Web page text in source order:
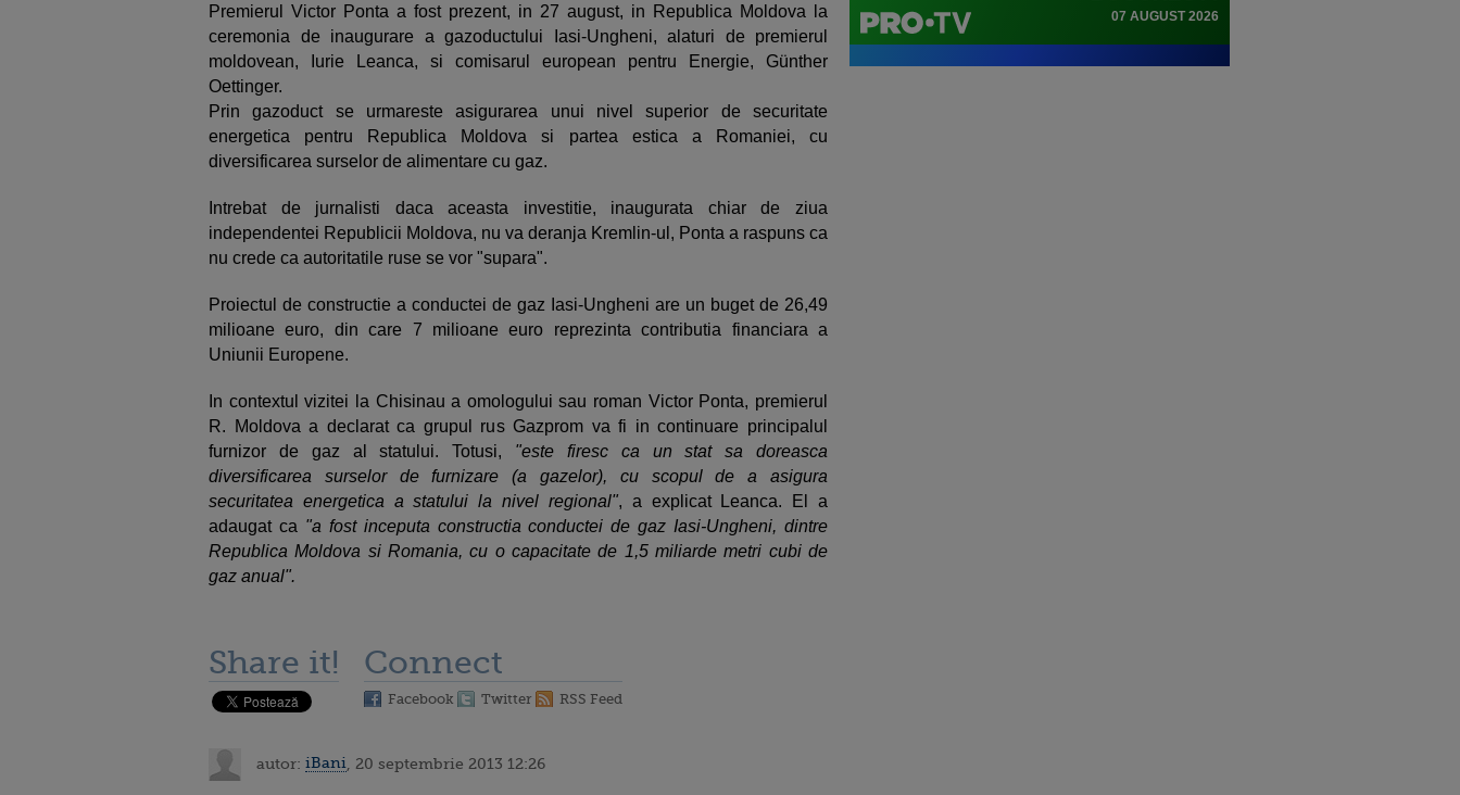
Premierul Victor Ponta a fost prezent, in 27 august, in Republica Moldova la
ceremonia de inaugurare a gazoductului Iasi-Ungheni, alaturi de premierul
moldovean, Iurie Leanca, si comisarul european pentru Energie, Günther
Oettinger.
Prin gazoduct se urmareste asigurarea unui nivel superior de securitate
energetica pentru Republica Moldova si partea estica a Romaniei, cu
diversificarea surselor de alimentare cu gaz.
Intrebat de jurnalisti daca aceasta investitie, inaugurata chiar de ziua
independentei Republicii Moldova, nu va deranja Kremlin-ul, Ponta a raspuns ca
nu crede ca autoritatile ruse se vor "supara".
Proiectul de constructie a conductei de gaz Iasi-Ungheni are un buget de 26,49
milioane euro, din care 7 milioane euro reprezinta contributia financiara a
Uniunii Europene.
In contextul vizitei la Chisinau a omologului sau roman Victor Ponta, premierul
R. Moldova a declarat ca grupul rus Gazprom va fi in continuare principalul
furnizor de gaz al statului. Totusi, "este firesc ca un stat sa doreasca
diversificarea surselor de furnizare (a gazelor), cu scopul de a asigura
securitatea energetica a statului la nivel regional", a explicat Leanca. El a
adaugat ca "a fost inceputa constructia conductei de gaz Iasi-Ungheni, dintre
Republica Moldova si Romania, cu o capacitate de 1,5 miliarde metri cubi de
gaz anual".
Share it! Connect
Facebook Twitter RSS Feed
autor: iBani , 20 septembrie 2013 12:26